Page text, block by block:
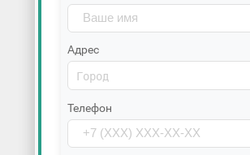
Адрес
Телефон